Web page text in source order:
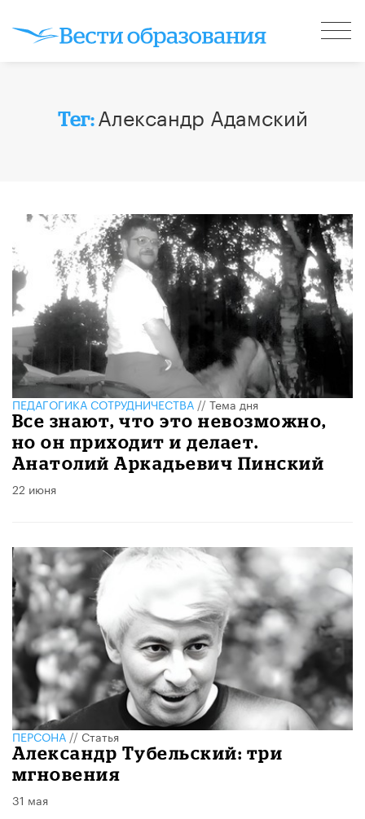
Тег: Александр Адамский
ПЕДАГОГИКА СОТРУДНИЧЕСТВА//Тема дня
Все знают, что это невозможно,
но он приходит и делает.
Анатолий Аркадьевич Пинский
22 июня
ПЕРСОНА//Статья
Александр Тубельский: три
мгновения
31 мая